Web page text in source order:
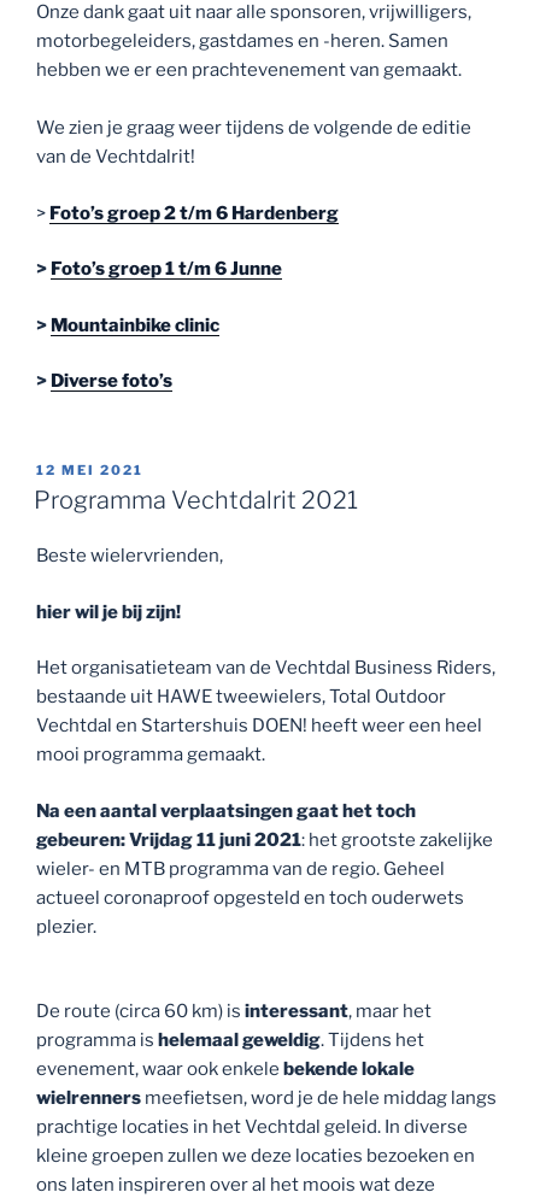
Onze dank gaat uit naar alle sponsoren, vrijwilligers,
motorbegeleiders, gastdames en -heren. Samen
hebben we er een prachtevenement van gemaakt.
We zien je graag weer tijdens de volgende de editie
van de Vechtdalrit!
> Foto’s groep 2 t/m 6 Hardenberg
> Foto’s groep 1 t/m 6 Junne
> Mountainbike clinic
> Diverse foto’s
GEPLAATST
OP
12 MEI 2021
Programma Vechtdalrit 2021
Beste wielervrienden,
hier wil je bij zijn!
Het organisatieteam van de Vechtdal Business Riders,
bestaande uit HAWE tweewielers, Total Outdoor
Vechtdal en Startershuis DOEN! heeft weer een heel
mooi programma gemaakt.
Na een aantal verplaatsingen gaat het toch
gebeuren: Vrijdag 11 juni 2021: het grootste zakelijke
wieler- en MTB programma van de regio. Geheel
actueel coronaproof opgesteld en toch ouderwets
plezier.
De route (circa 60 km) is interessant, maar het
programma is helemaal geweldig. Tijdens het
evenement, waar ook enkele bekende lokale
wielrenners meefietsen, word je de hele middag langs
prachtige locaties in het Vechtdal geleid. In diverse
kleine groepen zullen we deze locaties bezoeken en
ons laten inspireren over al het moois wat deze